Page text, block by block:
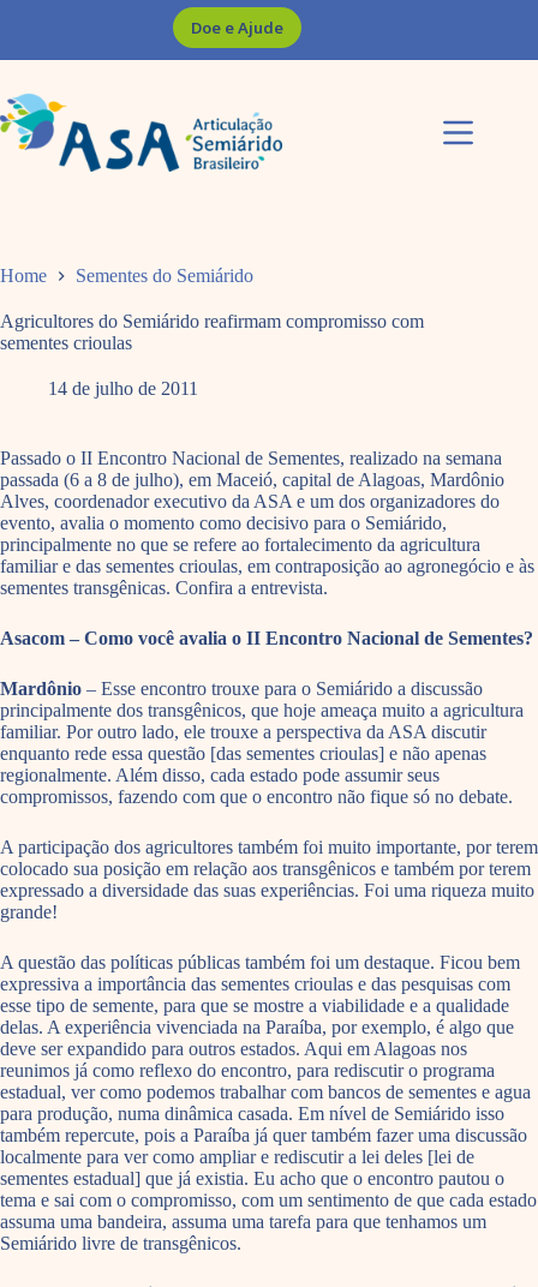
Doe e Ajude
Home Sementes do Semiárido
Agricultores do Semiárido reafirmam compromisso com
sementes crioulas
14 de julho de 2011
Passado o II Encontro Nacional de Sementes, realizado na semana
passada (6 a 8 de julho), em Maceió, capital de Alagoas, Mardônio
Alves, coordenador executivo da ASA e um dos organizadores do
evento, avalia o momento como decisivo para o Semiárido,
principalmente no que se refere ao fortalecimento da agricultura
familiar e das sementes crioulas, em contraposição ao agronegócio e às
sementes transgênicas. Confira a entrevista.
Asacom – Como você avalia o II Encontro Nacional de Sementes?
Mardônio – Esse encontro trouxe para o Semiárido a discussão
principalmente dos transgênicos, que hoje ameaça muito a agricultura
familiar. Por outro lado, ele trouxe a perspectiva da ASA discutir
enquanto rede essa questão [das sementes crioulas] e não apenas
regionalmente. Além disso, cada estado pode assumir seus
compromissos, fazendo com que o encontro não fique só no debate.
A participação dos agricultores também foi muito importante, por terem
colocado sua posição em relação aos transgênicos e também por terem
expressado a diversidade das suas experiências. Foi uma riqueza muito
grande!
A questão das políticas públicas também foi um destaque. Ficou bem
expressiva a importância das sementes crioulas e das pesquisas com
esse tipo de semente, para que se mostre a viabilidade e a qualidade
delas. A experiência vivenciada na Paraíba, por exemplo, é algo que
deve ser expandido para outros estados. Aqui em Alagoas nos
reunimos já como reflexo do encontro, para rediscutir o programa
estadual, ver como podemos trabalhar com bancos de sementes e agua
para produção, numa dinâmica casada. Em nível de Semiárido isso
também repercute, pois a Paraíba já quer também fazer uma discussão
localmente para ver como ampliar e rediscutir a lei deles [lei de
sementes estadual] que já existia. Eu acho que o encontro pautou o
tema e sai com o compromisso, com um sentimento de que cada estado
assuma uma bandeira, assuma uma tarefa para que tenhamos um
Semiárido livre de transgênicos.